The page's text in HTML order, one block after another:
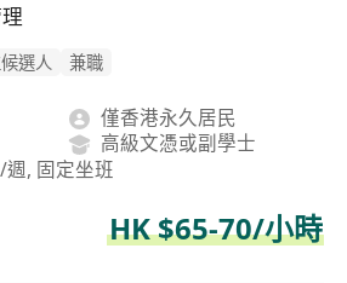
選人 兼職
僅香港永久居民
高級文憑或副學士
, 固定坐班
HK $65-70/小時